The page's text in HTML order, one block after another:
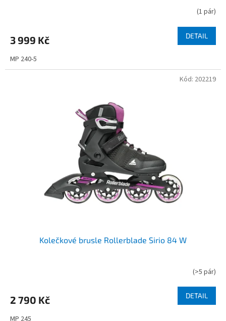
(1 pár)
3 999 Kč DETAIL
MP 240-5
Kolečkové brusle Rollerblade Sirio 84 W
(>5 pár)
2 790 Kč DETAIL
Kód: 202219